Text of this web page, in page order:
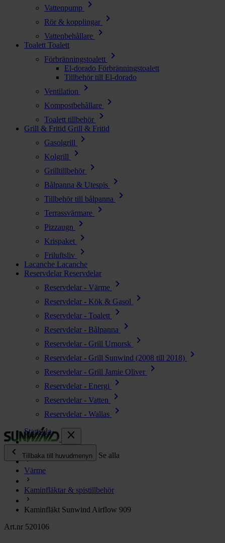
Vattenpump chevron_right
Rör & kopplingar chevron_right
Vattenbehållare chevron_right
Toalett Toalett
Förbränningstoalett
chevron_right
El-dorado Förbränningstoalett
Tillbehör till El-dorado
Ventilation
chevron_right
Kompostbehållare chevron_right
Toalett tillbehör chevron_right
Grill & Fritid Grill & Fritid
Gasolgrill
chevron_right
Kolgrill chevron_right
Grilltillbehör chevron_right
Bålpanna & Utespis chevron_right
Tillbehör till bålpanna chevron_right
Terrassvärmare chevron_right
Pizzaugn chevron_right
Krispaket chevron_right
Friluftsliv chevron_right
Lacanche Lacanche
Reservdelar Reservdelar
Reservdelar - Värme
chevron_right
Reservdelar - Kök & Gasol chevron_right
Reservdelar - Toalett chevron_right
Reservdelar - Bålpanna chevron_right
Reservdelar - Grill Urnorsk chevron_right
Reservdelar - Grill Sunwind (2008 till 2018) chevron_right
Reservdelar - Grill Jamie Oliver chevron_right
Reservdelar - Energi chevron_right
Reservdelar - Vatten chevron_right
Reservdelar - Wallas
chevron_right
close
chevron_left
Tillbaka till huvudmenyn Se alla
Energi
Kök & Gasol chevron_right
Värme chevron_right
Vatten chevron_right
Startsida
Värme
Kaminfläktar & spistillbehör
Kaminfläkt Sunwind Airflow 909
Art.nr 520106